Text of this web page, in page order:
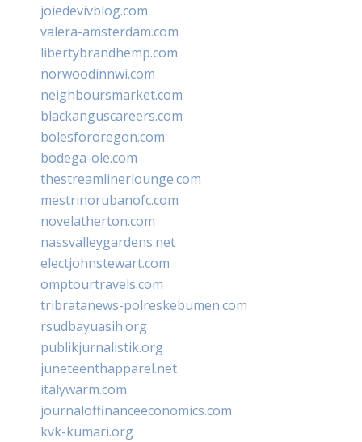
joiedevivblog.com
valera-amsterdam.com
libertybrandhemp.com
norwoodinnwi.com
neighboursmarket.com
blackanguscareers.com
bolesfororegon.com
bodega-ole.com
thestreamlinerlounge.com
mestrinorubanofc.com
novelatherton.com
nassvalleygardens.net
electjohnstewart.com
omptourtravels.com
tribratanews-polreskebumen.com
rsudbayuasih.org
publikjurnalistik.org
juneteenthapparel.net
italywarm.com
journaloffinanceeconomics.com
kvk-kumari.org